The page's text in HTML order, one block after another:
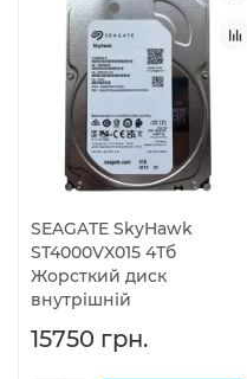
SEAGATE SkyHawk
ST4000VX015 4Тб
Жорсткий диск
внутрішній
15750 грн.